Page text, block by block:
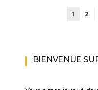
1 2
BIENVENUE